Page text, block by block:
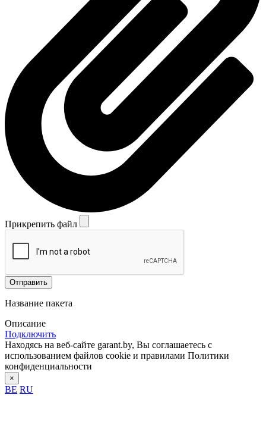
Прикрепить файл
Отправить
Название пакета
Описание
Подключить
Находясь на веб-сайте garant.by, Вы соглашаетесь с
использованием файлов cookie и правилами Политики
конфиденциальности
×
BE RU